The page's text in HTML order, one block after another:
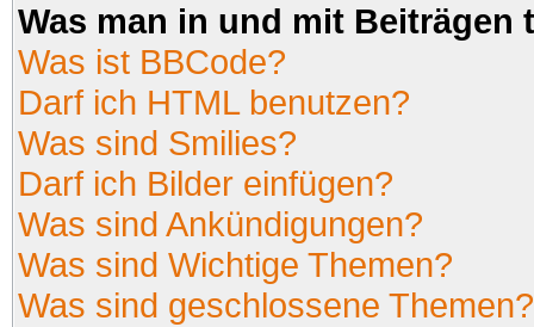
Was man in und mit Beiträgen
Was ist BBCode?
Darf ich HTML benutzen?
Was sind Smilies?
Darf ich Bilder einfügen?
Was sind Ankündigungen?
Was sind Wichtige Themen?
Was sind geschlossene Themen?